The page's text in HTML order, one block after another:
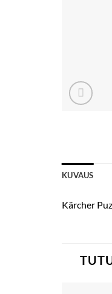
KUVAUS
Kärcher